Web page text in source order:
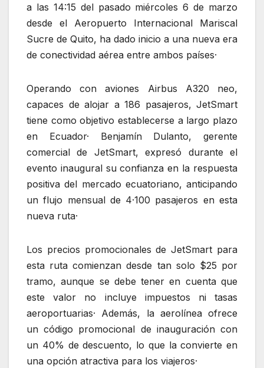
a las 14:15 del pasado miércoles 6 de marzo
desde el Aeropuerto Internacional Mariscal
Sucre de Quito, ha dado inicio a una nueva era
de conectividad aérea entre ambos países·
Operando con aviones Airbus A320 neo,
capaces de alojar a 186 pasajeros, JetSmart
tiene como objetivo establecerse a largo plazo
en Ecuador· Benjamín Dulanto, gerente
comercial de JetSmart, expresó durante el
evento inaugural su confianza en la respuesta
positiva del mercado ecuatoriano, anticipando
un flujo mensual de 4·100 pasajeros en esta
nueva ruta·
Los precios promocionales de JetSmart para
esta ruta comienzan desde tan solo $25 por
tramo, aunque se debe tener en cuenta que
este valor no incluye impuestos ni tasas
aeroportuarias· Además, la aerolínea ofrece
un código promocional de inauguración con
un 40% de descuento, lo que la convierte en
una opción atractiva para los viajeros·